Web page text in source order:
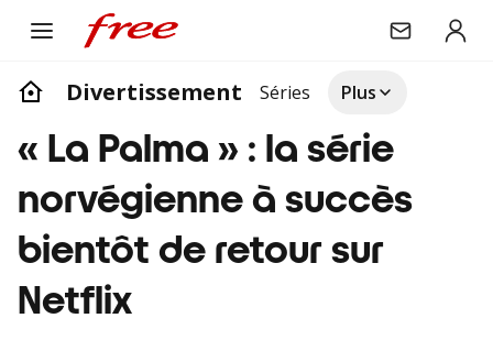
Divertissement Séries Plus
« La Palma » : la série
norvégienne à succès
bientôt de retour sur
Netflix